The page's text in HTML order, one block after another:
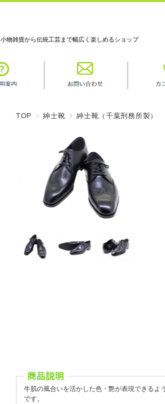
小物雑貨から伝統工芸まで幅広く楽しめるショップ
TOP 紳士靴 紳士靴（千葉刑務所製）
牛肌の風合いを活かした色・艶が表現できるよ
です。